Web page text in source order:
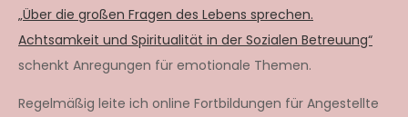
„Über die großen Fragen des Lebens sprechen.
Achtsamkeit und Spiritualität in der Sozialen Betreuung“
schenkt Anregungen für emotionale Themen.
Regelmäßig leite ich online Fortbildungen für Angestellte